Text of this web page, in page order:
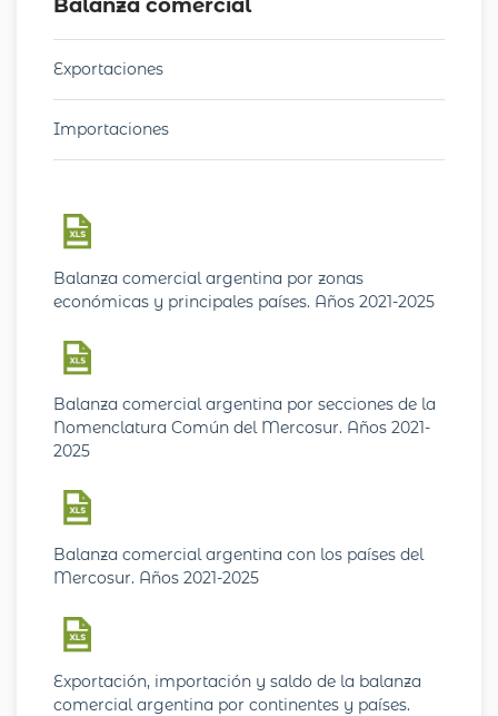
Balanza comercial
Exportaciones
Importaciones
Balanza comercial argentina por zonas
económicas y principales países. Años 2021-2025
Balanza comercial argentina por secciones de la
Nomenclatura Común del Mercosur. Años 2021-
2025
Balanza comercial argentina con los países del
Mercosur. Años 2021-2025
Exportación, importación y saldo de la balanza
comercial argentina por continentes y países.